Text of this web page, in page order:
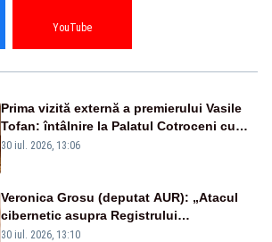
YouTube
Prima vizită externă a premierului Vasile
Tofan: întâlnire la Palatul Cotroceni cu
președintele Nicușor Dan
30 iul. 2026, 13:06
Veronica Grosu (deputat AUR): „Atacul
cibernetic asupra Registrului
Proprietăților transmite un semnal de
30 iul. 2026, 13:10